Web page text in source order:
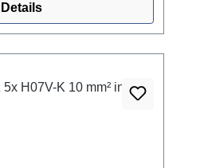
Details